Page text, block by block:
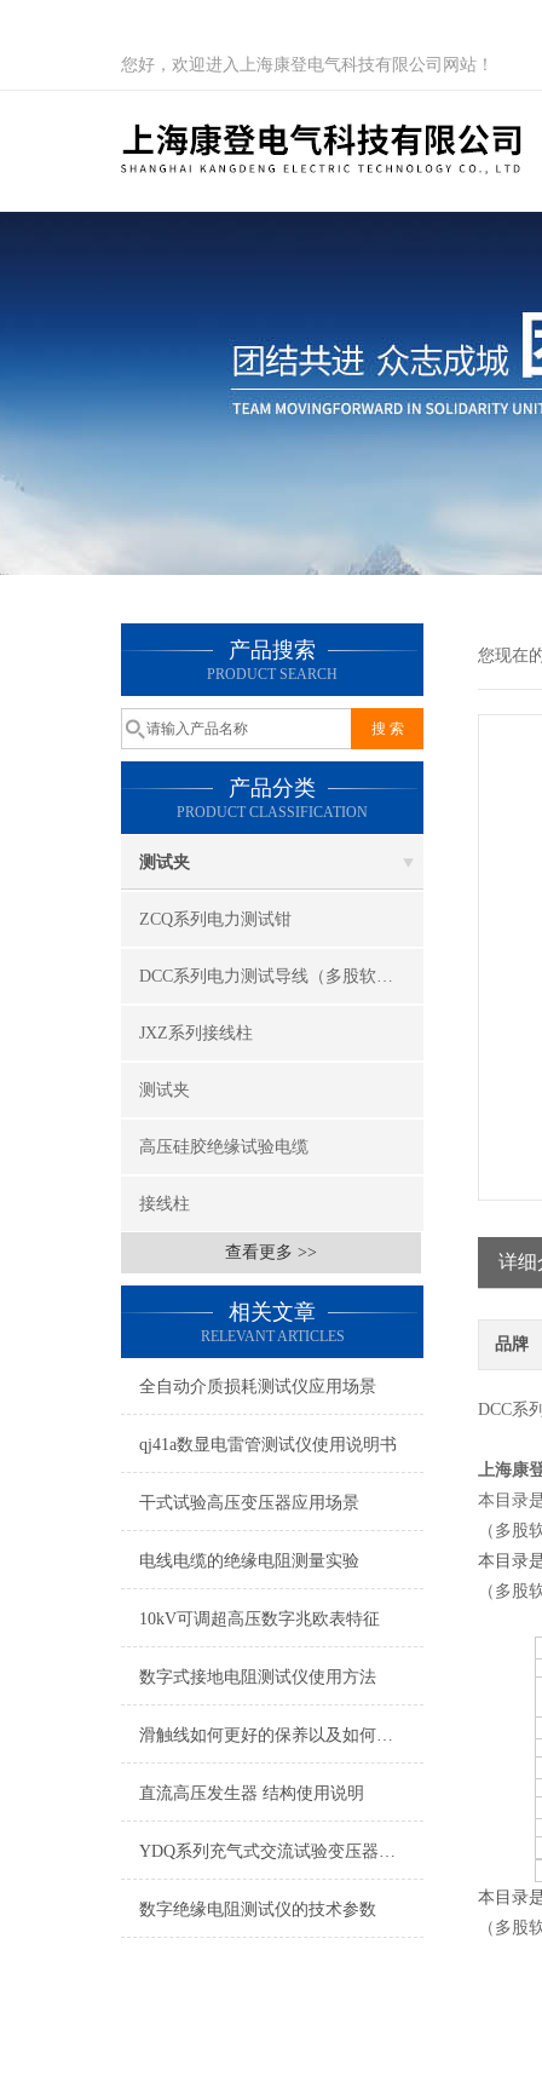
您好，欢迎进入上海康登电气科技有限公司网站！
产品搜索
PRODUCT SEARCH
产品分类
PRODUCT CLASSIFICATION
测试夹
ZCQ系列电力测试钳
DCC系列电力测试导线（多股软线）
JXZ系列接线柱
测试夹
高压硅胶绝缘试验电缆
接线柱
查看更多 >>
相关文章
RELEVANT ARTICLES
全自动介质损耗测试仪应用场景
qj41a数显电雷管测试仪使用说明书
干式试验高压变压器应用场景
电线电缆的绝缘电阻测量实验
10kV可调超高压数字兆欧表特征
数字式接地电阻测试仪使用方法
滑触线如何更好的保养以及如何进行故障处理
直流高压发生器 结构使用说明
YDQ系列充气式交流试验变压器结构和工作原理
数字绝缘电阻测试仪的技术参数
您现在
详细
品牌
DCC系
上海康
本目录
（多股
本目录
（多股
本目录
（多股